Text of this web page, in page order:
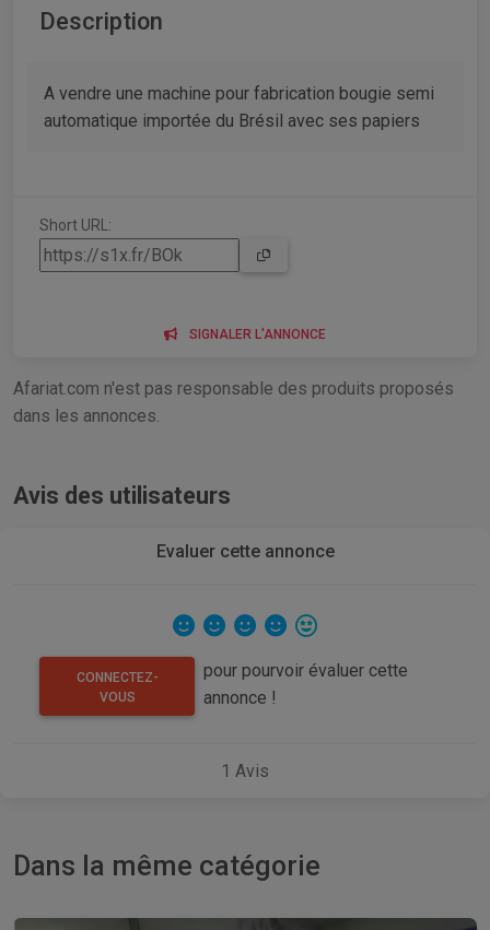
Description
A vendre une machine pour fabrication bougie semi
automatique importée du Brésil avec ses papiers
Short URL:
SIGNALER L'ANNONCE
Afariat.com n'est pas responsable des produits proposés
dans les annonces.
Avis des utilisateurs
Evaluer cette annonce
CONNECTEZ-
VOUS
pour pourvoir évaluer cette
annonce !
1 Avis
Dans la même catégorie